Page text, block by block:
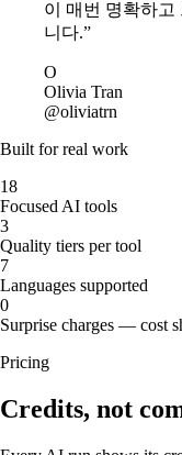
이 매번 명확하고
니다.”
O
Olivia Tran
@oliviatrn
Built for real work
18
Focused AI tools
3
Quality tiers per tool
7
Languages supported
0
Surprise charges — cost
Pricing
Credits, not